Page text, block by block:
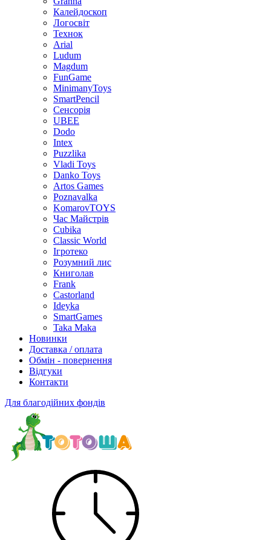
Калейдоскоп
Логосвіт
Технок
Arial
Ludum
Magdum
FunGame
MinimanyToys
SmartPencil
Сенсорія
UBEE
Dodo
Intex
Puzzlika
Vladi Toys
Danko Toys
Artos Games
Poznavalka
KomarovTOYS
Час Майстрів
Cubika
Classic World
Ігротеко
Розумний лис
Книголав
Frank
Castorland
Ideyka
SmartGames
Taka Maka
Новинки
Доставка / оплата
Обмін - повернення
Відгуки
Контакти
Для благодійних фондів